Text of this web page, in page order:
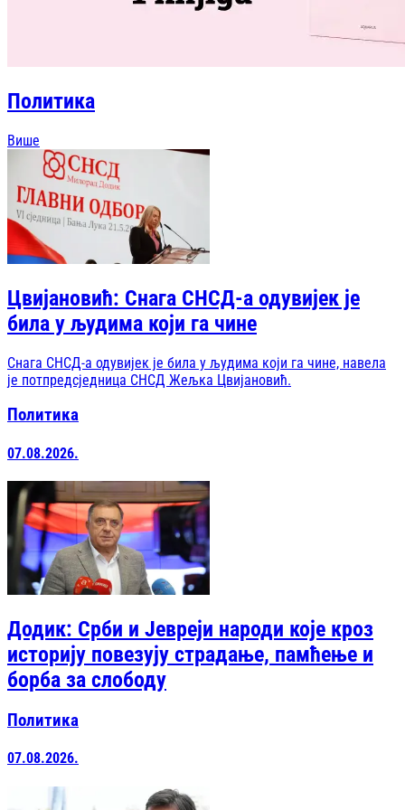
Политика
Више
Цвијановић: Снага СНСД-а одувијек је
била у људима који га чине
Снага СНСД-а одувијек је била у људима који га чине, навела
је потпредсједница СНСД Жељка Цвијановић.
Политика
07.08.2026.
Додик: Срби и Јевреји народи које кроз
историју повезују страдање, памћење и
борба за слободу
Политика
07.08.2026.